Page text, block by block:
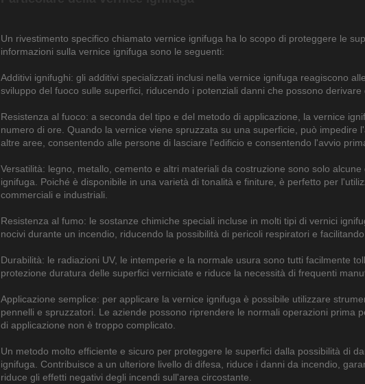
Un rivestimento specifico chiamato vernice ignifuga ha lo scopo di proteggere le
informazioni sulla vernice ignifuga sono le seguenti:
Additivi ignifughi: gli additivi specializzati inclusi nella vernice ignifuga reagiscono
sviluppo del fuoco sulle superfici, riducendo i potenziali danni che possono derivare
Resistenza al fuoco: a seconda del tipo e del metodo di applicazione, la vernice
numero di ore. Quando la vernice viene spruzzata su una superficie, può impedire
altre aree, consentendo alle persone di lasciare l'edificio e consentendo l'avvio
Versatilità: legno, metallo, cemento e altri materiali da costruzione sono solo
ignifuga. Poiché è disponibile in una varietà di tonalità e finiture, è perfetto per
commerciali e industriali.
Resistenza al fumo: le sostanze chimiche speciali incluse in molti tipi di vernici
nocivi durante un incendio, riducendo la possibilità di pericoli respiratori e
Durabilità: le radiazioni UV, le intemperie e la normale usura sono tutti facilmente
protezione duratura delle superfici verniciate e riduce la necessità di frequenti
Applicazione semplice: per applicare la vernice ignifuga è possibile utilizzare
pennelli e spruzzatori. Le aziende possono riprendere le normali operazioni prima
di applicazione non è troppo complicato.
Un metodo molto efficiente e sicuro per proteggere le superfici dalla possibilità di
ignifuga. Contribuisce a un ulteriore livello di difesa, riduce i danni da incendio,
riduce gli effetti negativi degli incendi sull'area circostante.